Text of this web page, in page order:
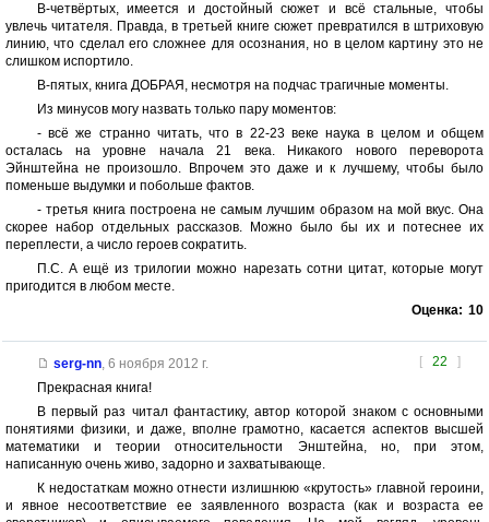
В-четвёртых, имеется и достойный сюжет и всё стальные, чтобы
увлечь читателя. Правда, в третьей книге сюжет превратился в штриховую
линию, что сделал его сложнее для осознания, но в целом картину это не
слишком испортило.
В-пятых, книга ДОБРАЯ, несмотря на подчас трагичные моменты.
Из минусов могу назвать только пару моментов:
- всё же странно читать, что в 22-23 веке наука в целом и общем
осталась на уровне начала 21 века. Никакого нового переворота
Эйнштейна не произошло. Впрочем это даже и к лучшему, чтобы было
поменьше выдумки и побольше фактов.
- третья книга построена не самым лучшим образом на мой вкус. Она
скорее набор отдельных рассказов. Можно было бы их и потеснее их
переплести, а число героев сократить.
П.С. А ещё из трилогии можно нарезать сотни цитат, которые могут
пригодится в любом месте.
Оценка: 10
[ 22 ]
serg-nn, 6 ноября 2012 г.
Прекрасная книга!
В первый раз читал фантастику, автор которой знаком с основными
понятиями физики, и даже, вполне грамотно, касается аспектов высшей
математики и теории относительности Энштейна, но, при этом,
написанную очень живо, задорно и захватывающе.
К недостаткам можно отнести излишнюю «крутость» главной героини,
и явное несоответствие ее заявленного возраста (как и возраста ее